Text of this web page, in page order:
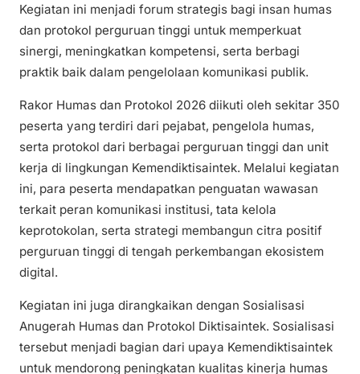
Kegiatan ini menjadi forum strategis bagi insan humas
dan protokol perguruan tinggi untuk memperkuat
sinergi, meningkatkan kompetensi, serta berbagi
praktik baik dalam pengelolaan komunikasi publik.
Rakor Humas dan Protokol 2026 diikuti oleh sekitar 350
peserta yang terdiri dari pejabat, pengelola humas,
serta protokol dari berbagai perguruan tinggi dan unit
kerja di lingkungan Kemendiktisaintek. Melalui kegiatan
ini, para peserta mendapatkan penguatan wawasan
terkait peran komunikasi institusi, tata kelola
keprotokolan, serta strategi membangun citra positif
perguruan tinggi di tengah perkembangan ekosistem
digital.
Kegiatan ini juga dirangkaikan dengan Sosialisasi
Anugerah Humas dan Protokol Diktisaintek. Sosialisasi
tersebut menjadi bagian dari upaya Kemendiktisaintek
untuk mendorong peningkatan kualitas kinerja humas